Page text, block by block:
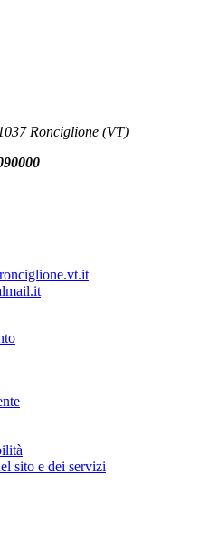
Ronciglione (VT)
sito e dei servizi